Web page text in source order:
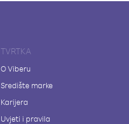
TVRTKA
O Viberu
Središte marke
Karijera
Uvjeti i pravila